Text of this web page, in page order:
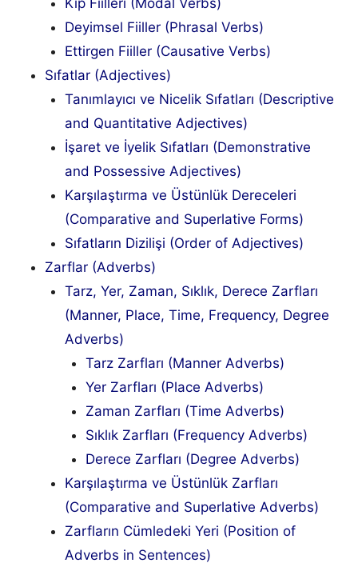
Deyimsel Fiiller (Phrasal Verbs)
Ettirgen Fiiller (Causative Verbs)
Sıfatlar (Adjectives)
Tanımlayıcı ve Nicelik Sıfatları (Descriptive
and Quantitative Adjectives)
İşaret ve İyelik Sıfatları (Demonstrative
and Possessive Adjectives)
Karşılaştırma ve Üstünlük Dereceleri
(Comparative and Superlative Forms)
Sıfatların Dizilişi (Order of Adjectives)
Zarflar (Adverbs)
Tarz, Yer, Zaman, Sıklık, Derece Zarfları
(Manner, Place, Time, Frequency, Degree
Adverbs)
Tarz Zarfları (Manner Adverbs)
Yer Zarfları (Place Adverbs)
Zaman Zarfları (Time Adverbs)
Sıklık Zarfları (Frequency Adverbs)
Derece Zarfları (Degree Adverbs)
Karşılaştırma ve Üstünlük Zarfları
(Comparative and Superlative Adverbs)
Zarfların Cümledeki Yeri (Position of
Adverbs in Sentences)